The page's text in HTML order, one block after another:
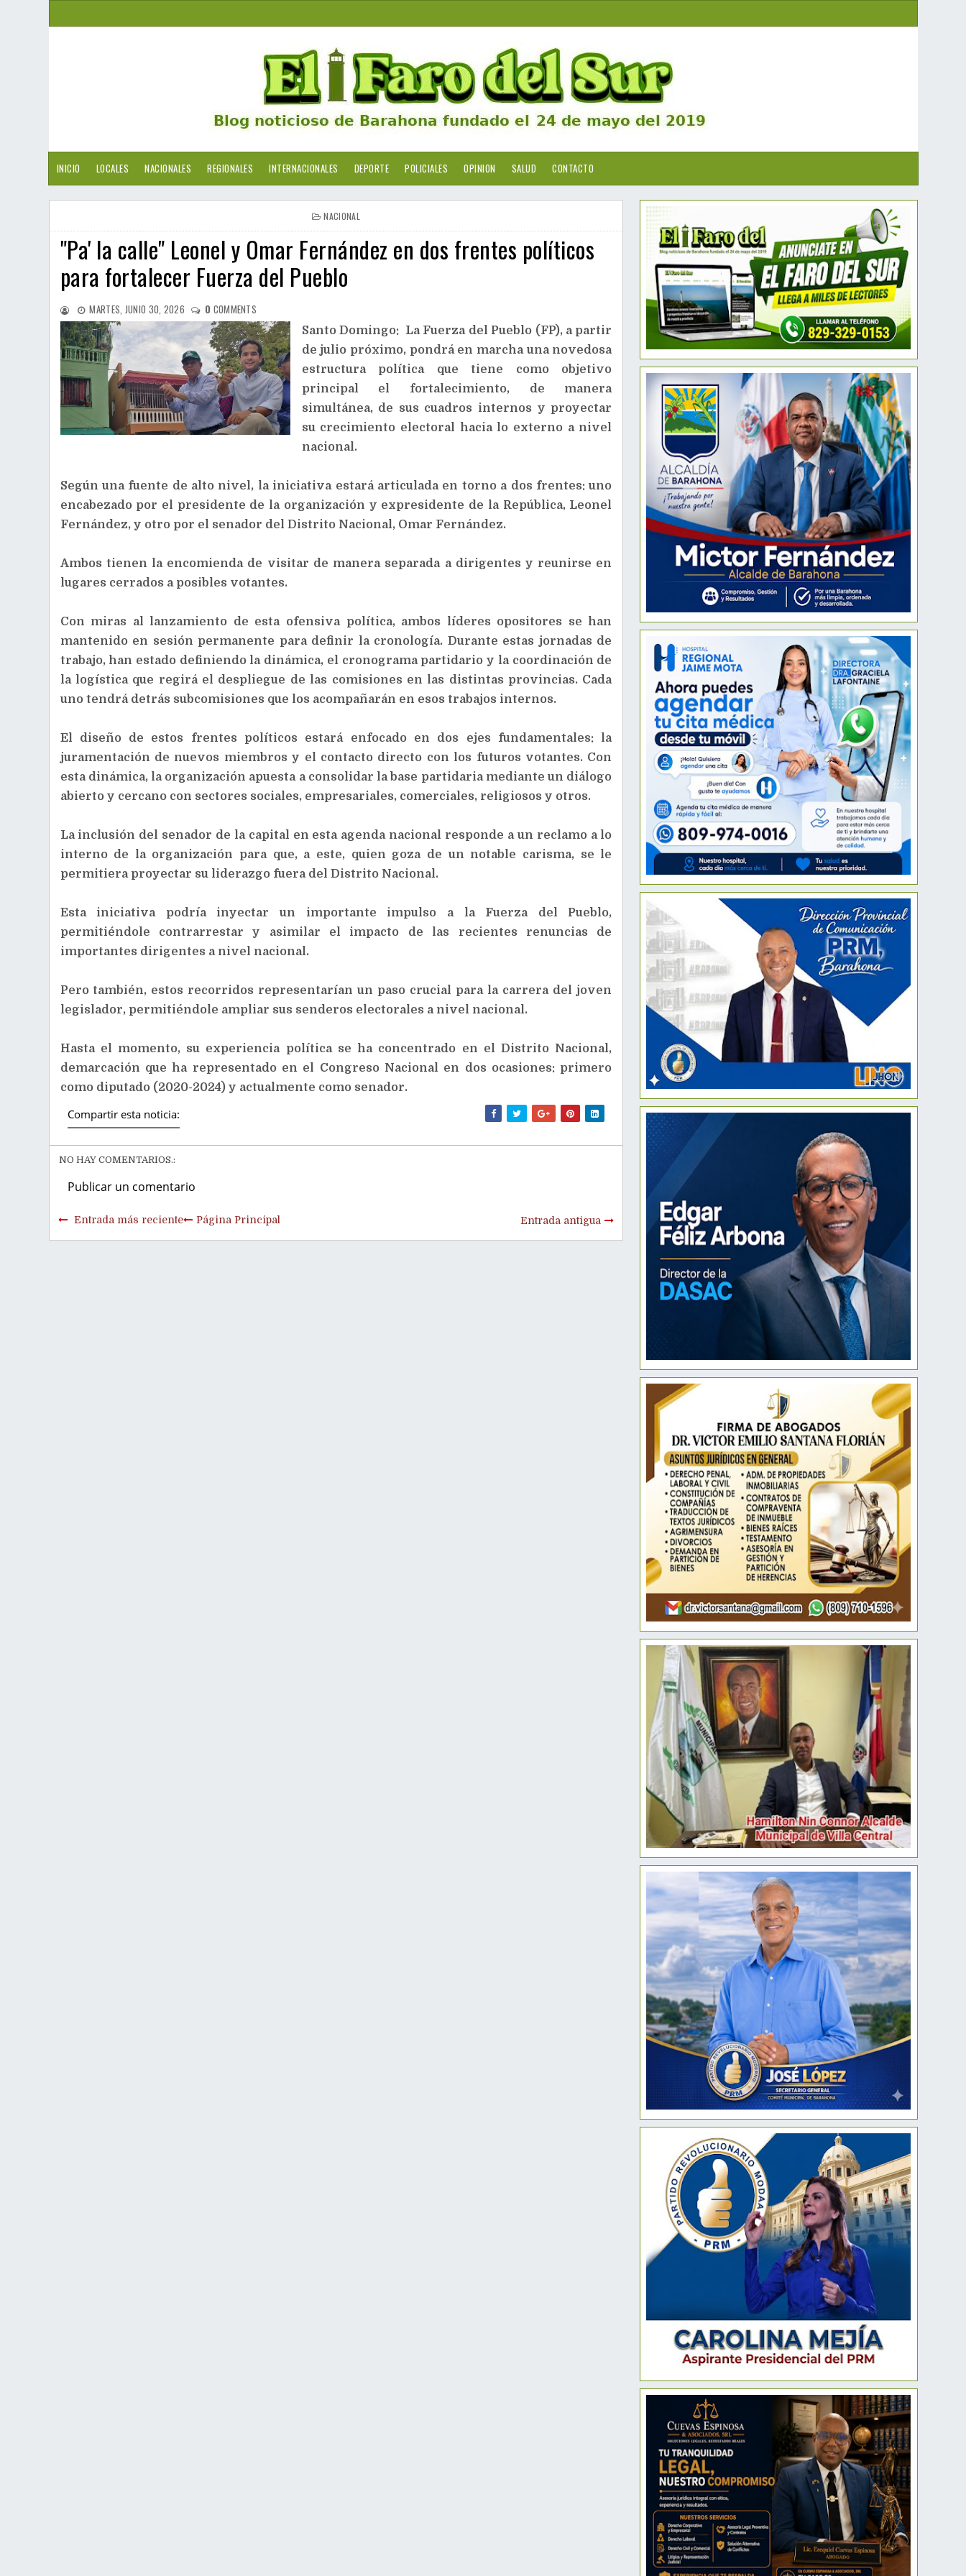
INICIO LOCALES NACIONALES REGIONALES INTERNACIONALES DEPORTE POLICIALES OPINION SALUD CONTACTO
NACIONAL
"Pa' la calle" Leonel y Omar Fernández en dos frentes políticos
para fortalecer Fuerza del Pueblo
MARTES, JUNIO 30, 2026 0 COMMENTS
Santo Domingo: La Fuerza del Pueblo (FP), a partir
de julio próximo, pondrá en marcha una novedosa
estructura política que tiene como objetivo
principal el fortalecimiento, de manera
simultánea, de sus cuadros internos y proyectar
su crecimiento electoral hacia lo externo a nivel
nacional.
Según una fuente de alto nivel, la iniciativa estará articulada en torno a dos frentes: uno
encabezado por el presidente de la organización y expresidente de la República, Leonel
Fernández, y otro por el senador del Distrito Nacional, Omar Fernández.
Ambos tienen la encomienda de visitar de manera separada a dirigentes y reunirse en
lugares cerrados a posibles votantes.
Con miras al lanzamiento de esta ofensiva política, ambos líderes opositores se han
mantenido en sesión permanente para definir la cronología. Durante estas jornadas de
trabajo, han estado definiendo la dinámica, el cronograma partidario y la coordinación de
la logística que regirá el despliegue de las comisiones en las distintas provincias. Cada
uno tendrá detrás subcomisiones que los acompañarán en esos trabajos internos.
El diseño de estos frentes políticos estará enfocado en dos ejes fundamentales: la
juramentación de nuevos miembros y el contacto directo con los futuros votantes. Con
esta dinámica, la organización apuesta a consolidar la base partidaria mediante un diálogo
abierto y cercano con sectores sociales, empresariales, comerciales, religiosos y otros.
La inclusión del senador de la capital en esta agenda nacional responde a un reclamo a lo
interno de la organización para que, a este, quien goza de un notable carisma, se le
permitiera proyectar su liderazgo fuera del Distrito Nacional.
Esta iniciativa podría inyectar un importante impulso a la Fuerza del Pueblo,
permitiéndole contrarrestar y asimilar el impacto de las recientes renuncias de
importantes dirigentes a nivel nacional.
Pero también, estos recorridos representarían un paso crucial para la carrera del joven
legislador, permitiéndole ampliar sus senderos electorales a nivel nacional.
Hasta el momento, su experiencia política se ha concentrado en el Distrito Nacional,
demarcación que ha representado en el Congreso Nacional en dos ocasiones: primero
como diputado (2020-2024) y actualmente como senador.
Compartir esta noticia:
NO HAY COMENTARIOS.:
Publicar un comentario
Entrada más reciente Entrada antigua
Página Principal